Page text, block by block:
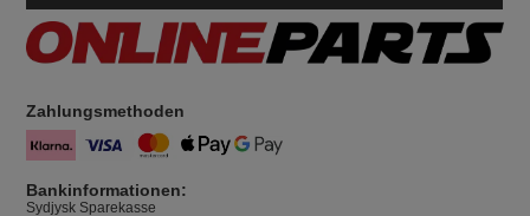
Zahlungsmethoden
Bankinformationen:
Sydjysk Sparekasse